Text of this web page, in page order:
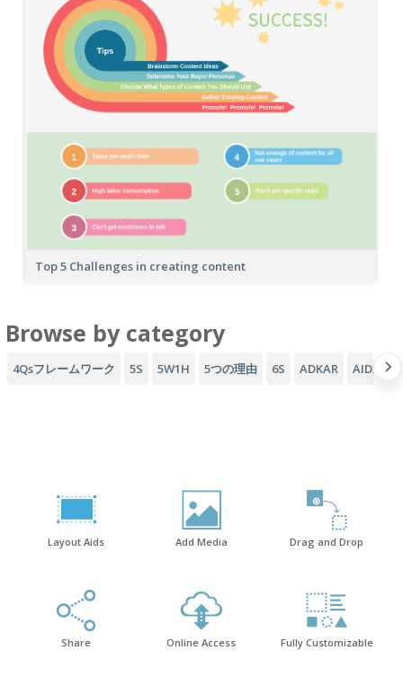
Top 5 Challenges in creating content
Browse by category
4Qsフレームワーク 5S 5W1H 5つの理由 6S ADKAR AIDAフ
Layout Aids Add Media Drag and Drop
Share Online Access Fully Customizable